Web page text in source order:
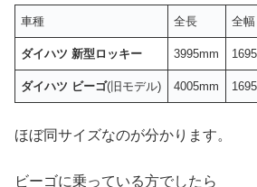
車種 全長 全幅
ダイハツ 新型ロッキー 3995mm
ダイハツ ビーゴ(旧モデル) 4005mm
ほぼ同サイズなのが分かります。
ビーゴに乗っている方でしたら